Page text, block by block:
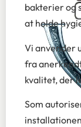
bakterier og
at holde
Vi anvender
fra
kvalitet, der
Som